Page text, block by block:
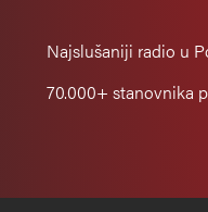
Najslušaniji radio u
70.000+ stanovnika